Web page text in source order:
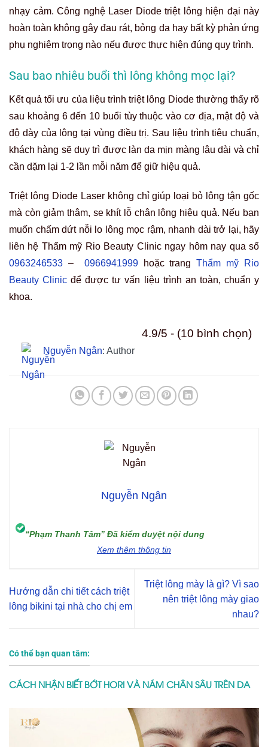
nhạy cảm. Công nghệ Laser Diode triệt lông hiện đại này
hoàn toàn không gây đau rát, bỏng da hay bất kỳ phản ứng
phụ nghiêm trọng nào nếu được thực hiện đúng quy trình.
Sau bao nhiêu buổi thì lông không mọc lại?
Kết quả tối ưu của liệu trình triệt lông Diode thường thấy rõ
sau khoảng 6 đến 10 buổi tùy thuộc vào cơ địa, mật độ và
độ dày của lông tại vùng điều trị. Sau liệu trình tiêu chuẩn,
khách hàng sẽ duy trì được làn da mịn màng lâu dài và chỉ
cần dặm lại 1-2 lần mỗi năm để giữ hiệu quả.
Triệt lông Diode Laser không chỉ giúp loại bỏ lông tận gốc
mà còn giảm thâm, se khít lỗ chân lông hiệu quả. Nếu bạn
muốn chấm dứt nỗi lo lông mọc rậm, nhanh dài trở lại, hãy
liên hệ Thẩm mỹ Rio Beauty Clinic ngay hôm nay qua số
0963246533 – 0966941999hoặc trangThẩm mỹ Rio
Beauty Clinic để được tư vấn liệu trình an toàn, chuẩn y
khoa.
4.9/5 - (10 bình chọn)
Nguyễn Ngân: Author
Nguyễn Ngân
“Phạm Thanh Tâm” Đã kiểm duyệt nội dung
Xem thêm thông tin
Hướng dẫn chi tiết cách triệt
lông bikini tại nhà cho chị em
Triệt lông mày là gì? Vì sao
nên triệt lông mày giao
nhau?
Có thể bạn quan tâm:
CÁCH NHẬN BIẾT BỚT HORI VÀ NÁM CHÂN SÂU TRÊN DA